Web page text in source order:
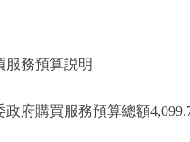
務預算説明
府購買服務預算總額